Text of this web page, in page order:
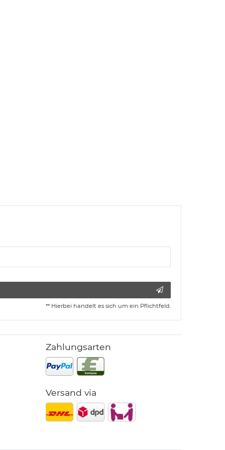
** Hierbei handelt es sich um ein Pflichtfeld.
Zahlungsarten
Versand via